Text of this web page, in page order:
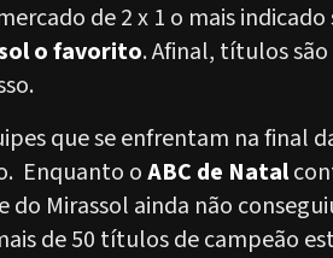
de 2 x 1 o mais
o favorito. Afinal, títulos
que se enfrentam na final
Enquanto oABC de Natal
do Mirassol ainda não
de 50 títulos de campeão